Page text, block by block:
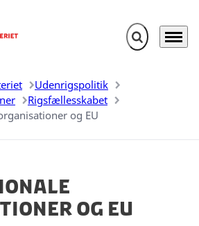
Fold søgefelt
Menu
Udenrigspolitik
Rigsfællesskabet
og EU
og EU